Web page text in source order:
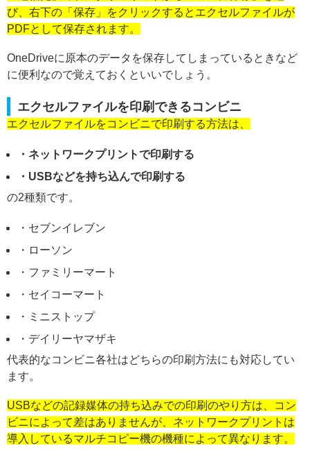
び、右下の「保存」をクリックするとエクセルファイルが
PDFとして保存されます。
OneDriveに原本のデータを保存してしまっているときなど
に便利なので覚えておくといいでしょう。
エクセルファイルを印刷できるコンビニ
エクセルファイルをコンビニで印刷する方法は、
・ネットワークプリントで印刷する
・USBなどを持ち込んで印刷する
の2種類です。
・セブンイレブン
・ローソン
・ファミリーマート
・セイコーマート
・ミニストップ
・デイリーヤマザキ
代表的なコンビニ各社はどちらの印刷方法にも対応してい
ます。
USBなどの記録媒体の持ち込みでの印刷のやり方は、コン
ビニによって差はありませんが、ネットワークプリントは
導入しているマルチコピー機の機種によって異なります。